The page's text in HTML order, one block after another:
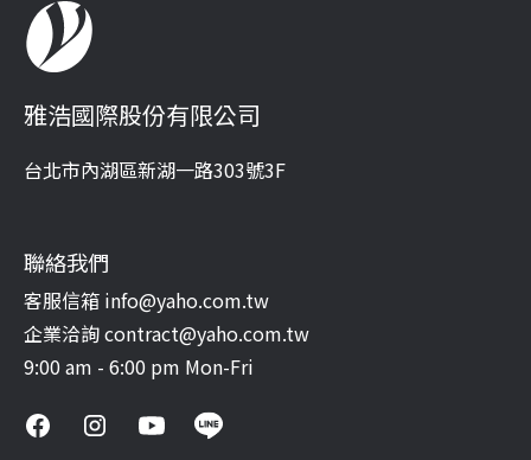
雅浩國際股份有限公司
台北市內湖區新湖一路303號3F
聯絡我們
客服信箱 info@yaho.com.tw
企業洽詢 contract@yaho.com.tw
9:00 am - 6:00 pm Mon-Fri